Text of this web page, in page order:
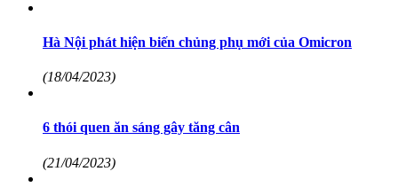
Hà Nội phát hiện biến chủng phụ mới của Omicron
(18/04/2023)
6 thói quen ăn sáng gây tăng cân
(21/04/2023)